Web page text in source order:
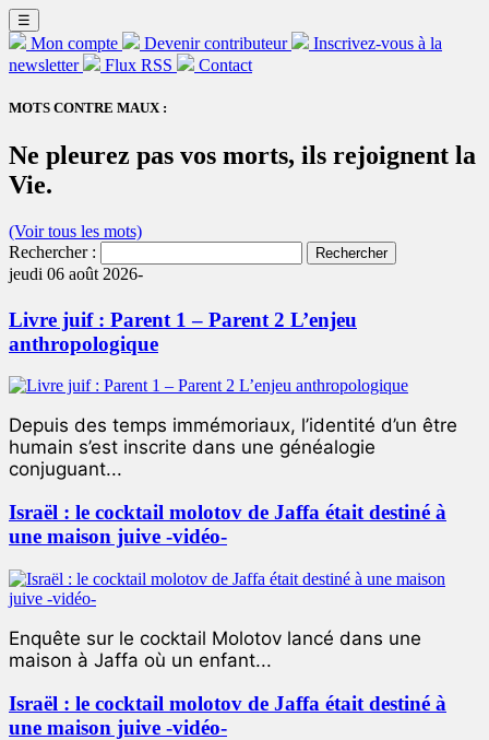
☰
Mon compte Devenir contributeur
Inscrivez-vous à la
newsletter
Flux RSS Contact
MOTS CONTRE MAUX :
Ne pleurez pas vos morts, ils rejoignent la
Vie.
(Voir tous les mots)
Rechercher :
jeudi 06 août 2026-
Livre juif : Parent 1 – Parent 2 L’enjeu
anthropologique
Depuis des temps immémoriaux, l’identité d’un être
humain s’est inscrite dans une généalogie
conjuguant...
Israël : le cocktail molotov de Jaffa était destiné à
une maison juive -vidéo-
Enquête sur le cocktail Molotov lancé dans une
maison à Jaffa où un enfant...
Israël : le cocktail molotov de Jaffa était destiné à
une maison juive -vidéo-